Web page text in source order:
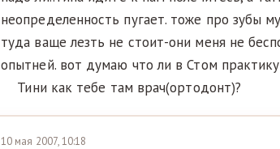
неопределенность пугает. тоже про зубы
туда ваще лезть не стоит-они меня не
опытней. вот думаю что ли в Стом
Тини как тебе там врач(ортодонт)?
10 мая 2007, 10:18